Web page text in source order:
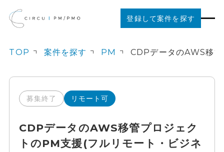
登録して案件を探す
ご利用の流れ
お役立ちコンテンツ
TOP 案件を探す PM
募集終了 リモート可
CDPデータのAWS移管プロジェク
トのPM支援(フルリモート・ビジネ